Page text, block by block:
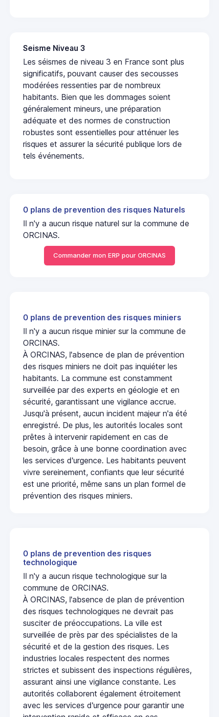
Seisme Niveau 3
Les séismes de niveau 3 en France sont plus
significatifs, pouvant causer des secousses
modérées ressenties par de nombreux
habitants. Bien que les dommages soient
généralement mineurs, une préparation
adéquate et des normes de construction
robustes sont essentielles pour atténuer les
risques et assurer la sécurité publique lors de
tels événements.
0 plans de prevention des risques Naturels
Il n'y a aucun risque naturel sur la commune de
ORCINAS.
Commander mon ERP pour ORCINAS
0 plans de prevention des risques miniers
Il n'y a aucun risque minier sur la commune de
ORCINAS.
À ORCINAS, l'absence de plan de prévention
des risques miniers ne doit pas inquiéter les
habitants. La commune est constamment
surveillée par des experts en géologie et en
sécurité, garantissant une vigilance accrue.
Jusqu'à présent, aucun incident majeur n'a été
enregistré. De plus, les autorités locales sont
prêtes à intervenir rapidement en cas de
besoin, grâce à une bonne coordination avec
les services d'urgence. Les habitants peuvent
vivre sereinement, confiants que leur sécurité
est une priorité, même sans un plan formel de
prévention des risques miniers.
0 plans de prevention des risques
technologique
Il n'y a aucun risque technologique sur la
commune de ORCINAS.
À ORCINAS, l'absence de plan de prévention
des risques technologiques ne devrait pas
susciter de préoccupations. La ville est
surveillée de près par des spécialistes de la
sécurité et de la gestion des risques. Les
industries locales respectent des normes
strictes et subissent des inspections régulières,
assurant ainsi une vigilance constante. Les
autorités collaborent également étroitement
avec les services d'urgence pour garantir une